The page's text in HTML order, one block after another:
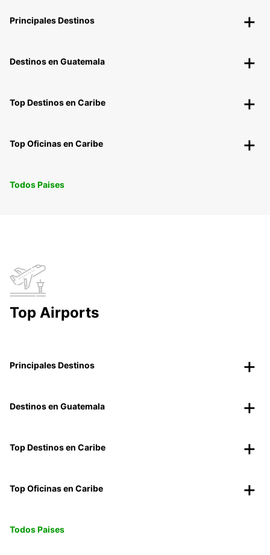
Principales Destinos
Destinos en Guatemala
Top Destinos en Caribe
Top Oficinas en Caribe
Todos Paises
Top Airports
Principales Destinos
Destinos en Guatemala
Top Destinos en Caribe
Top Oficinas en Caribe
Todos Paises